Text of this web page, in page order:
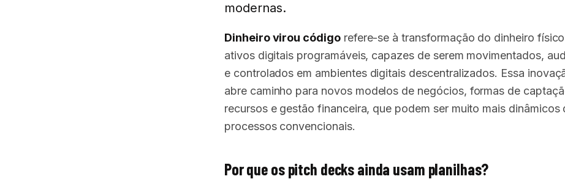
modernas.
Dinheiro virou códigorefere-se à transformação do dinheiro
ativos digitais programáveis, capazes de serem movimentados,
e controlados em ambientes digitais descentralizados. Essa
abre caminho para novos modelos de negócios, formas de
recursos e gestão financeira, que podem ser muito mais dinâmicos
processos convencionais.
Por que os pitch decks ainda usam planilhas?